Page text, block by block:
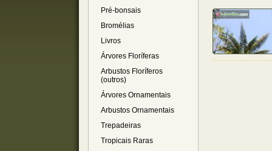
Pré-bonsais
Bromélias
Livros
Árvores Floríferas
Arbustos Floríferos
(outros)
Árvores Ornamentais
Arbustos Ornamentais
Trepadeiras
Tropicais Raras